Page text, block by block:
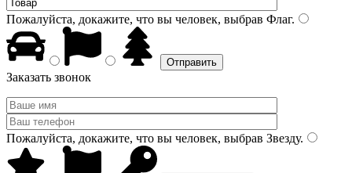
Пожалуйста, докажите, что вы человек, выбрав Флаг.
Заказать звонок
Пожалуйста, докажите, что вы человек, выбрав Звезду.